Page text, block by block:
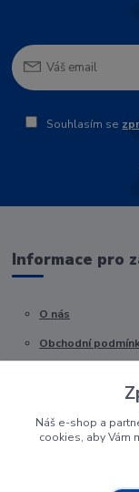
Souhlasím se
Informace pro
O nás
Obchodní
Náš e-shop a
cookies, aby Vám